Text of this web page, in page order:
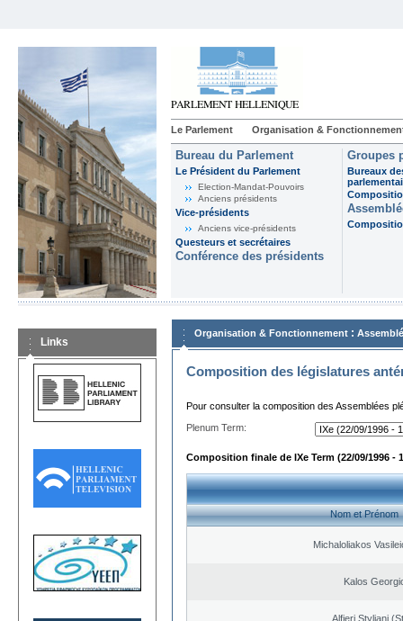
Le Parlement Organisation &
Bureau du Parlement
Le Président du Parlement
Election-Mandat-Pouvoirs
Anciens présidents
Vice-présidents
Anciens vice-présidents
Questeurs et secrétaires
Conférence des présidents
Groupes
Bureaux
Links
Organisation & Fonctionnement :
Composition des législatures
Pour consulter la composition des Assemblées
Plenum Term:
Composition finale de IXe Term (22/09/1996 -
Nom et Prénom
Michaloliakos
Kalos
Alfieri Styliani